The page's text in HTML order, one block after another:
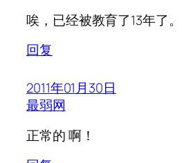
唉，已经被教育了13年了。
回复
2011年01月30日
最弱网
正常的 啊！